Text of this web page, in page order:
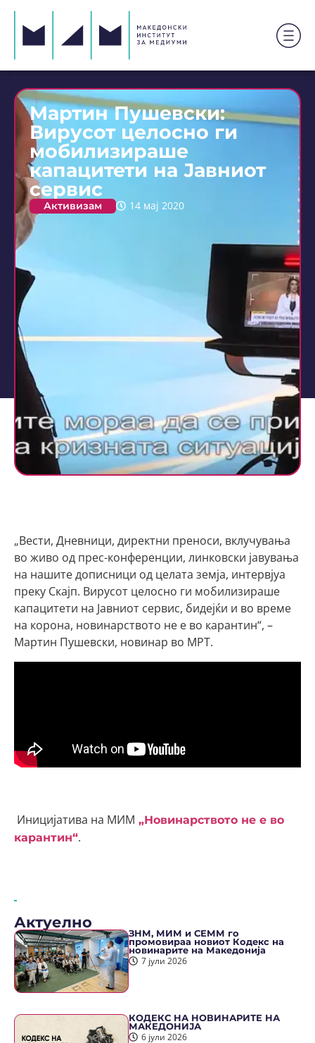
Мартин Пушевски:
Вирусот целосно ги
мобилизираше
капацитети на Јавниот
сервис
Активизам 14 мај 2020
„Вести, Дневници, директни преноси, вклучувања
во живо од прес-конференции, линковски јавувања
на нашите дописници од целата земја, интервјуа
преку Скајп. Вирусот целосно ги мобилизираше
капацитети на Јавниот сервис, бидејќи и во време
на корона, новинарството не е во карантин“, –
Мартин Пушевски, новинар во МРТ.
Иницијатива на МИМ „Новинарството не е во
карантин“.
Актуелно
ЗНМ, МИМ и СЕММ го
промовираа новиот Кодекс на
новинарите на Македонија
7 јули 2026
КОДЕКС НА НОВИНАРИТЕ НА
МАКЕДОНИЈА
6 јули 2026